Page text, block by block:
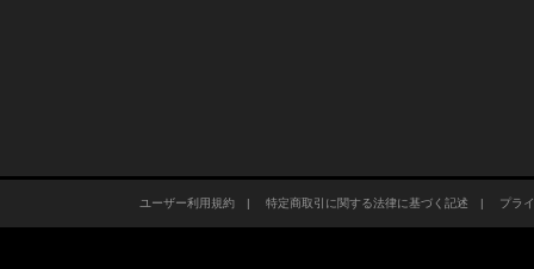
ユーザー利用規約| 特定商取引に関する法律に基づく記述 | プラ